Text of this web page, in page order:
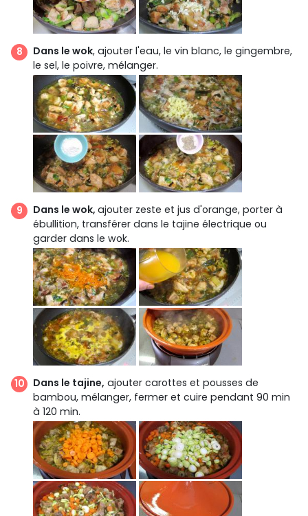
Dans le wok, ajouter l'eau, le vin blanc, le gingembre,
le sel, le poivre, mélanger.
Dans le wok, ajouter zeste et jus d'orange, porter à
ébullition, transférer dans le tajine électrique ou
garder dans le wok.
Dans le tajine, ajouter carottes et pousses de
bambou, mélanger, fermer et cuire pendant 90 min
à 120 min.